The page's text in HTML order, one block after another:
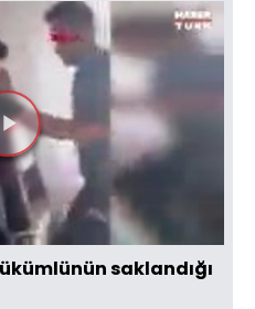
Videoyu
Oynat
saklandığı